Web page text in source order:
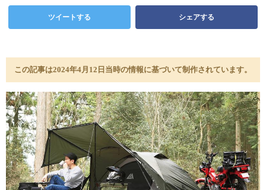
ツイートする シェアする
この記事は2024年4月12日当時の情報に基づいて制作されています。